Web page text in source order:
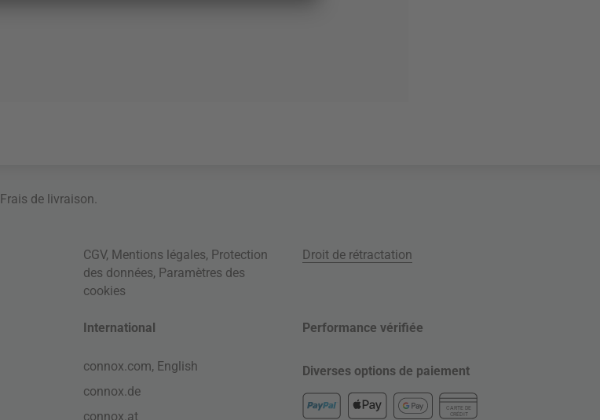
Frais de livraison.
CGV, Mentions légales, Protection
des données, Paramètres des
cookies
Droit de rétractation
International
connox.com, English
connox.de
connox.at
Performance vérifiée
Diverses options de paiement
CARTE DE
CRÉDIT